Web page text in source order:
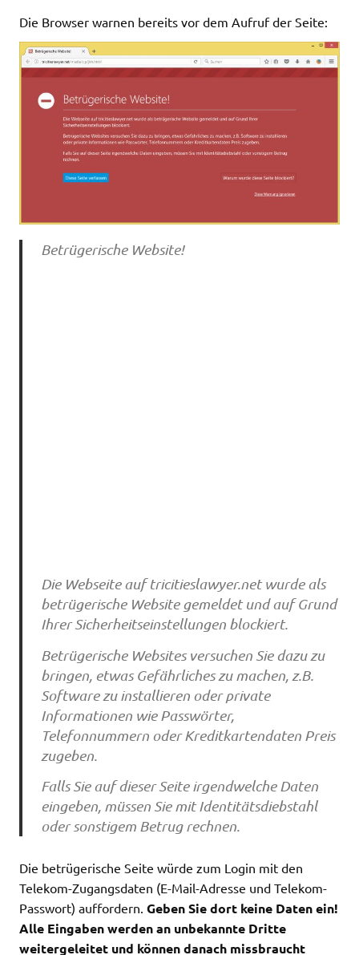
Die Browser warnen bereits vor dem Aufruf der Seite:
Betrügerische Website!
Die Webseite auf tricitieslawyer.net wurde als
betrügerische Website gemeldet und auf Grund
Ihrer Sicherheitseinstellungen blockiert.
Betrügerische Websites versuchen Sie dazu zu
bringen, etwas Gefährliches zu machen, z.B.
Software zu installieren oder private
Informationen wie Passwörter,
Telefonnummern oder Kreditkartendaten Preis
zugeben.
Falls Sie auf dieser Seite irgendwelche Daten
eingeben, müssen Sie mit Identitätsdiebstahl
oder sonstigem Betrug rechnen.
Die betrügerische Seite würde zum Login mit den
Telekom-Zugangsdaten (E-Mail-Adresse und Telekom-
Passwort) auffordern. Geben Sie dort keine Daten ein!
Alle Eingaben werden an unbekannte Dritte
weitergeleitet und können danach missbraucht